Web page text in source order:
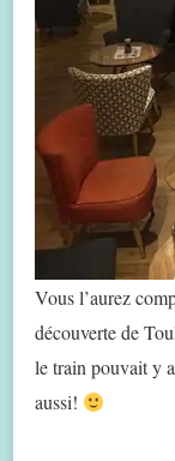
Vous l’aurez
découverte de
le train pouvait y
aussi!